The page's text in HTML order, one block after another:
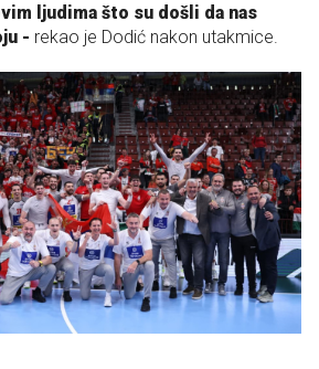
ljudima što su došli da nas
- rekao je Dodić nakon utakmice.